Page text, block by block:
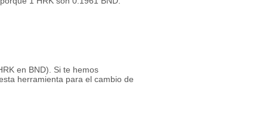
en BND). Si te hemos
herramienta para el cambio de